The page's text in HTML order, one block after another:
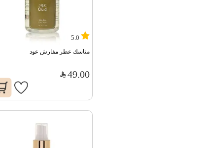
5.0
مناسك عطر مفارش عود
49.00